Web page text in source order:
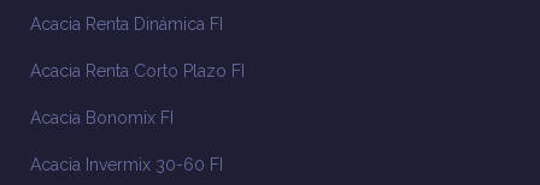
Acacia Renta Dinámica FI
Acacia Renta Corto Plazo FI
Acacia Bonomix FI
Acacia Invermix 30-60 FI